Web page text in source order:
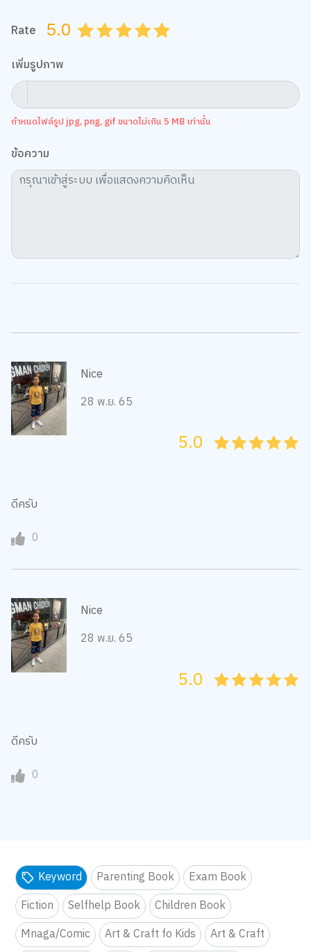
Rate 5.0 4.5
4.0
3.5
3.0
2.5
2.0
1.5
1.0
0.5
เพิ่มรูปภาพ
กำหนดไฟล์รูป jpg, png, gif ขนาดไม่เกิน 5 MB เท่านั้น
ข้อความ
Nice
28 พ.ย. 65
45
4
35
3
25
2
15
1
05
5.0
ดีครับ
0
Nice
28 พ.ย. 65
45
4
35
3
25
2
15
1
05
5.0
ดีครับ
0
Keyword Parenting Book
Exam Book
Fiction
Selfhelp Book
Children Book
Mnaga/Comic
Art & Craft fo Kids
Art & Craft